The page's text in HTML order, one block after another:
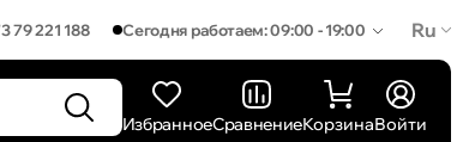
79 221 188 Сегодня работаем: 09:00 - 19:00 Ru
ИзбранноеСравнениеКорзинаВойти